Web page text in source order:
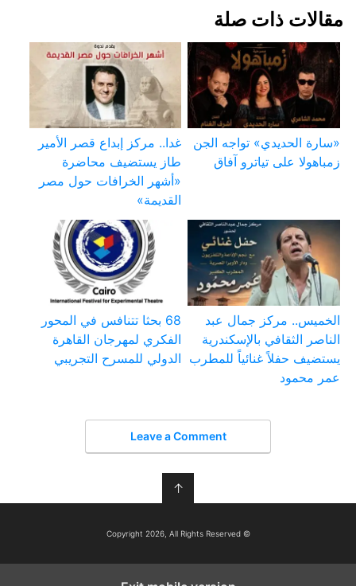
مقالات ذات صلة
«سارة الحديدي» تواجه الجن
زمباهولا على تياترو آفاق
غدا.. مركز إبداع قصر الأمير
طاز يستضيف محاضرة
«أشهر الخرافات حول مصر
القديمة»
الخميس.. مركز جمال عبد
الناصر الثقافي بالإسكندرية
يستضيف حفلاً غنائياً للمطرب
عمر محمود
68 بحثا تتنافس في المحور
الفكري لمهرجان القاهرة
الدولي للمسرح التجريبي
Leave a Comment
↑
© Copyright 2026, All Rights Reserved